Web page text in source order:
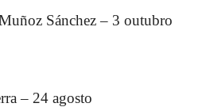
Sánchez – 3 outubro
– 24 agosto